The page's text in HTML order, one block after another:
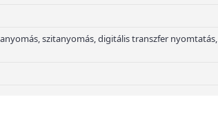
szitanyomás, digitális transzfer nyomtatás,